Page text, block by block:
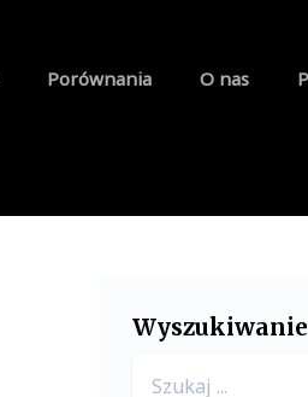
Porównania O nas
Wyszukiwanie